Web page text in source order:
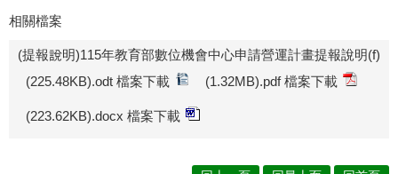
相關檔案
(提報說明)115年教育部數位機會中心申請營運計畫提報說明(f)
(225.48KB).odt 檔案下載
(1.32MB).pdf 檔案下載
(223.62KB).docx 檔案下載